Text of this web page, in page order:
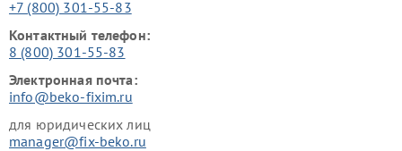
+7 (800) 301-55-83
Контактный телефон:
8 (800) 301-55-83
Электронная почта:
info@beko-fixim.ru
для юридических лиц
manager@fix-beko.ru